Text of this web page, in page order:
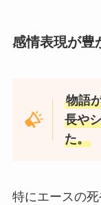
感情表現が豊
物語
長や
た。
特にエースの